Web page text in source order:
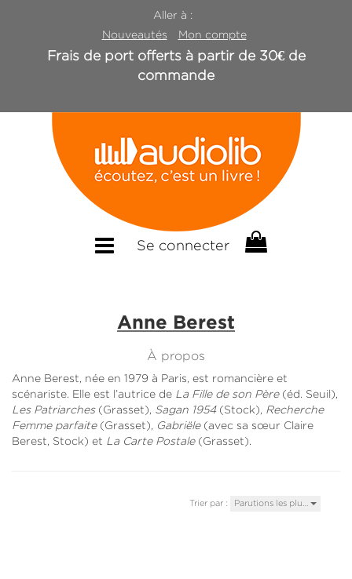
Aller à :
Nouveautés
Mon compte
Frais de port offerts à partir de 30€ de
commande
Se connecter
Anne Berest
À propos
Anne Berest, née en 1979 à Paris, est romancière et
scénariste. Elle est l’autrice de La Fille de son Père(éd. Seuil),
Les Patriarches(Grasset), Sagan 1954(Stock), Recherche
Femme parfaite(Grasset), Gabriële(avec sa sœur Claire
Berest, Stock) et La Carte Postale(Grasset).
Trier par : Parutions les plu…